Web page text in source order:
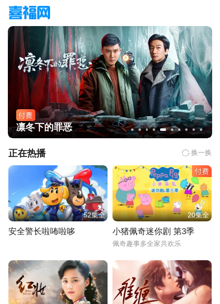
凛冬下的罪恶
正在热播 换一换
52集全
安全警长啦咘啦哆
20集全
小猪佩奇迷你剧 第3季
佩奇趣事多全家共欢乐